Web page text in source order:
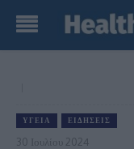
ΥΓΕΊΑ ΕΙΔΉΣΕΙΣ
30 Ιουλίου 2024